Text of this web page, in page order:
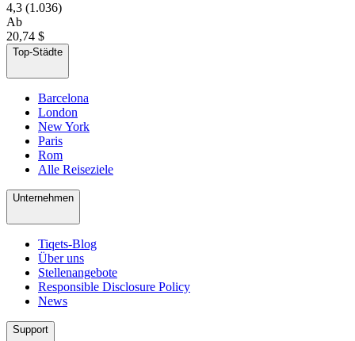
4,3 (1.036)
Ab
20,74 $
Top-Städte
Barcelona
London
New York
Paris
Rom
Alle Reiseziele
Unternehmen
Tiqets-Blog
Über uns
Stellenangebote
Responsible Disclosure Policy
News
Support